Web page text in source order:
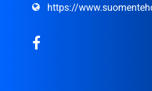
https://